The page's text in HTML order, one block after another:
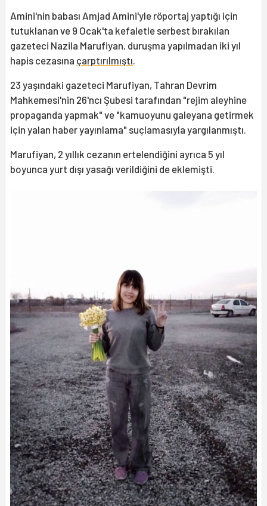
Amini'nin babası Amjad Amini'yle röportaj yaptığı için
tutuklanan ve 9 Ocak'ta kefaletle serbest bırakılan
gazeteci Nazila Marufiyan, duruşma yapılmadan iki yıl
hapis cezasına çarptırılmıştı.
23 yaşındaki gazeteci Marufiyan, Tahran Devrim
Mahkemesi'nin 26'ncı Şubesi tarafından "rejim aleyhine
propaganda yapmak" ve "kamuoyunu galeyana getirmek
için yalan haber yayınlama" suçlamasıyla yargılanmıştı.
Marufiyan, 2 yıllık cezanın ertelendiğini ayrıca 5 yıl
boyunca yurt dışı yasağı verildiğini de eklemişti.